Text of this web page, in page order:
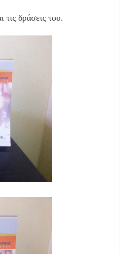
τις δράσεις του.